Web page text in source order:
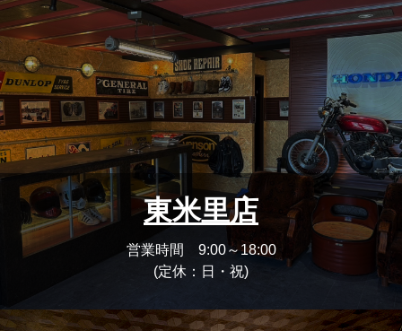
東米里店
営業時間 9:00～18:00
(定休：日・祝)